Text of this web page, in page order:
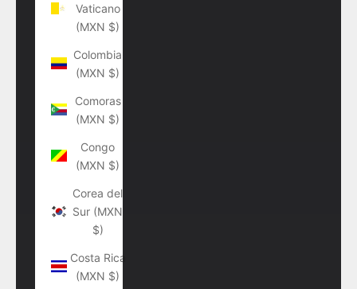
Vaticano
(MXN $)
Colombia
(MXN $)
Comoras
(MXN $)
Congo
(MXN $)
Corea del
Sur (MXN
$)
Costa Rica
(MXN $)